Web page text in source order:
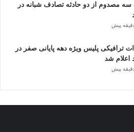
سه مصدوم از دو حادثه تصادف شبانه در
ترافیکی پلیس ویژه دهه پایانی صفر در
اعلام شد